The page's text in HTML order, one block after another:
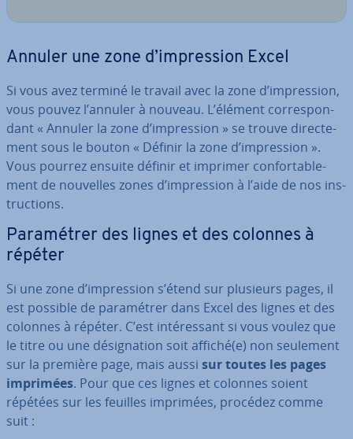
Annuler une zone d’im­pres­sion Excel
Si vous avez terminé le travail avec la zone d’im­pres­sion,
vous pouvez l’annuler à nouveau. L’élément cor­res­pon­
dant « Annuler la zone d’im­pres­sion » se trouve di­rec­te­
ment sous le bouton « Définir la zone d’im­pres­sion ».
Vous pourrez ensuite définir et imprimer con­for­ta­ble­
ment de nouvelles zones d’im­pres­sion à l’aide de nos ins­
truc­tions.
Pa­ra­mé­trer des lignes et des colonnes à
répéter
Si une zone d’im­pres­sion s’étend sur plusieurs pages, il
est possible de pa­ra­mé­trer dans Excel des lignes et des
colonnes à répéter. C’est in­té­res­sant si vous voulez que
le titre ou une dé­sig­na­tion soit affiché(e) non seulement
sur la première page, mais aussi sur toutes les pages
imprimées. Pour que ces lignes et colonnes soient
répétées sur les feuilles imprimées, procédez comme
suit :